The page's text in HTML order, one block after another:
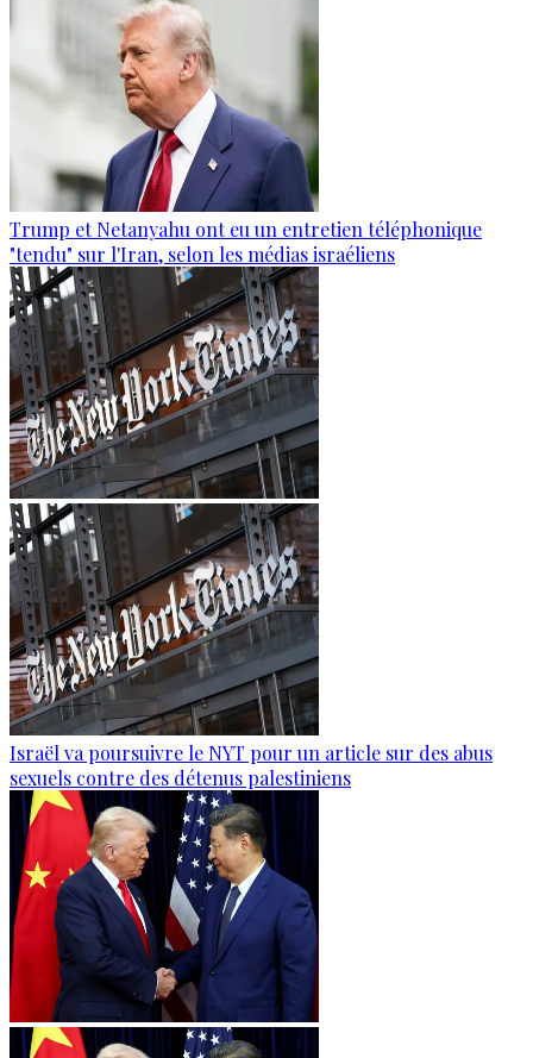
Trump et Netanyahu ont eu un entretien téléphonique
"tendu" sur l'Iran, selon les médias israéliens
Israël va poursuivre le NYT pour un article sur des abus
sexuels contre des détenus palestiniens